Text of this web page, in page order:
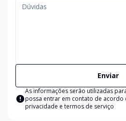
Enviar
As informações serão utilizadas
possa entrar em contato de acordo
privacidade e termos de serviço